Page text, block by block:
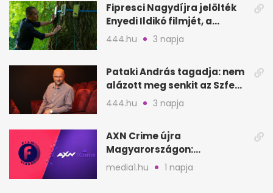
Fipresci Nagydíjra jelölték
Enyedi Ildikó filmjét, a
Csendes barátot
444.hu 3 napja
Pataki András tagadja: nem
alázott meg senkit az Szfe
felvételijén
444.hu 3 napja
AXN Crime újra
Magyarországon:
szeptembertől a Viasat Film
media1.hu 1 napja